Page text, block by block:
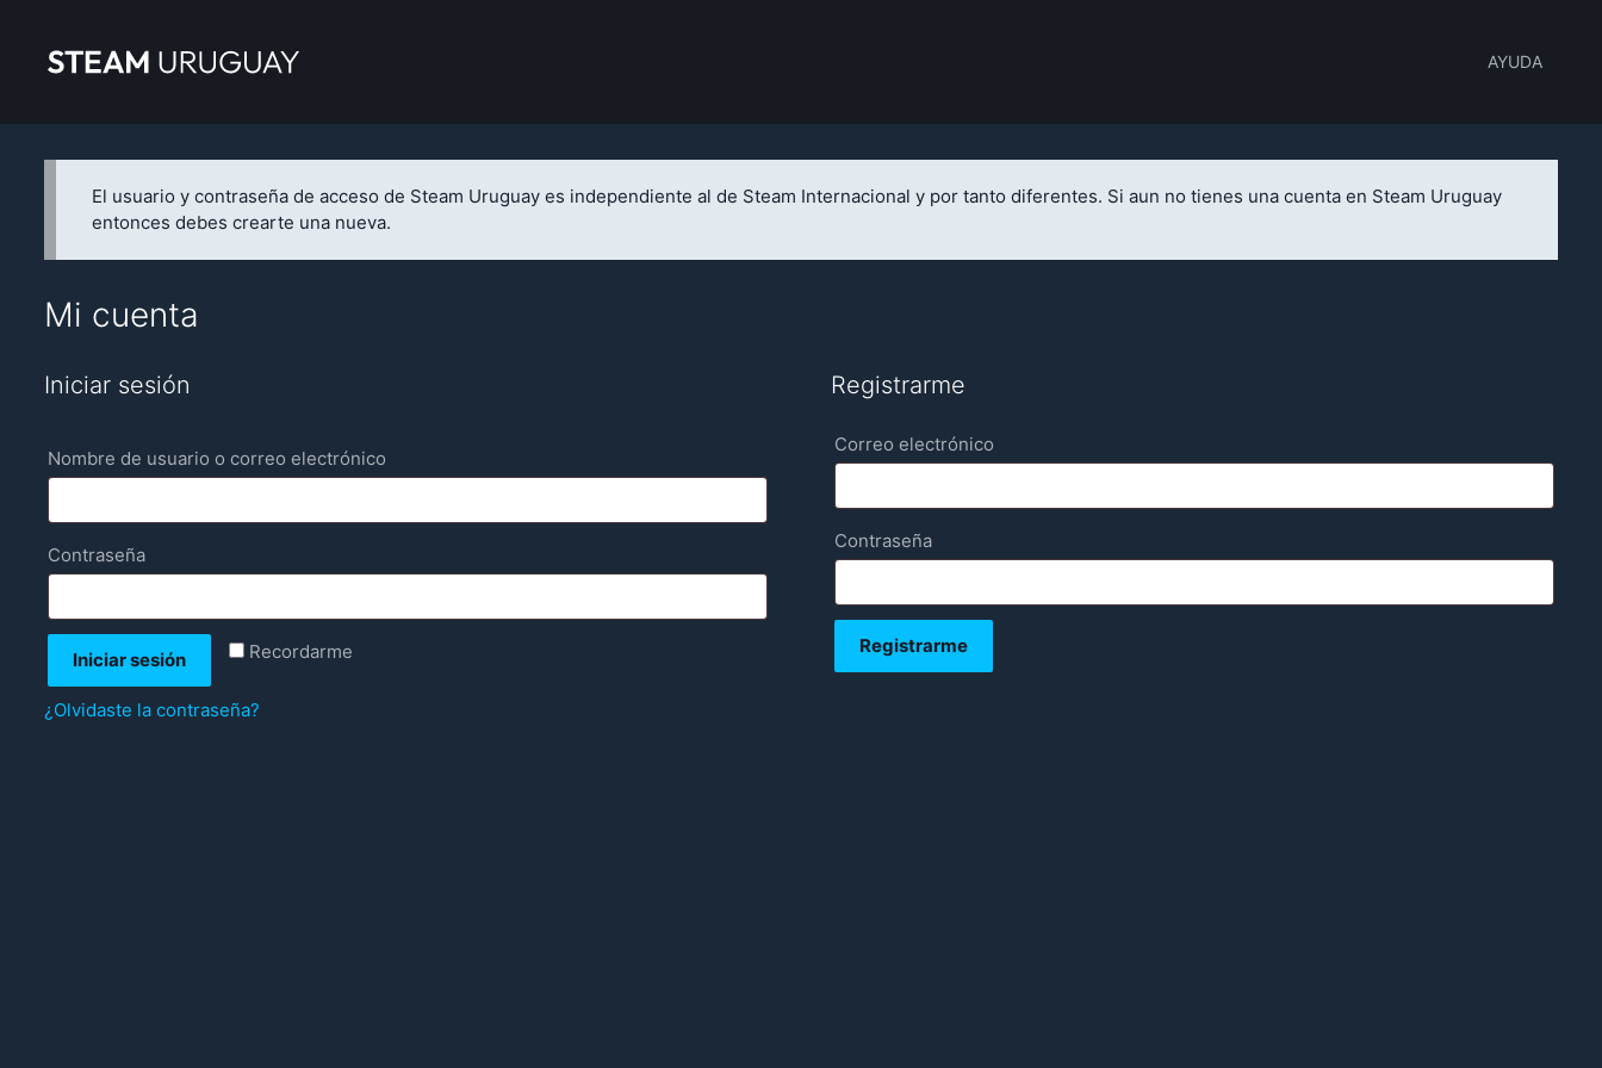
contenido
AYUDA
El usuario y contraseña de acceso de Steam Uruguay es independiente al de Steam Internacional y por tanto diferentes. Si aun no tienes una cuenta en Steam Uruguay
entonces debes crearte una nueva.
Mi cuenta
Iniciar sesión
Nombre de usuario o correo electrónico
Contraseña
Recordarme
Iniciar sesión
¿Olvidaste la contraseña?
Registrarme
Correo electrónico
Contraseña
Registrarme